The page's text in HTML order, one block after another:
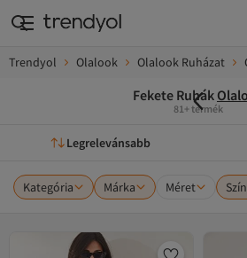
Trendyol Olalook Olalook Ruházat
Fekete Ruhák
81+ termék
Legrelevánsabb
Kategória Márka Méret Szín